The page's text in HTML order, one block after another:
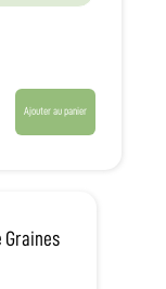
Ajouter au panier
Graines